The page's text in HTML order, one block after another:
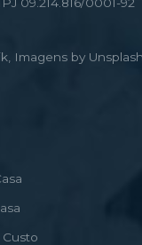
Imagens by Unsplash
Custo